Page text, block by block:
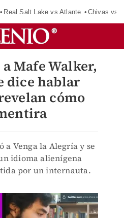
Real Salt Lake vs Atlante Chivas vs
Mafe Walker,
dice hablar
cómo
a Venga la Alegría y se
idioma alienígena
por un internauta.